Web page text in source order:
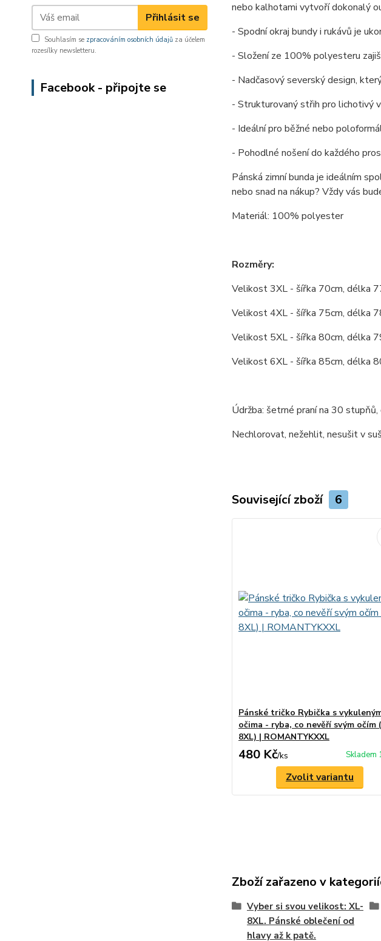
Přihlásit se
Souhlasím se zpracováním osobních údajů za účelem
rozesílky newsletteru.
Facebook - připojte se
nebo kalhotami vytvoří dokonalý
- Spodní okraj bundy i rukávů je
- Složení ze 100% polyesteru
- Nadčasový severský design,
- Strukturovaný střih pro lichotivý
- Ideální pro běžné nebo
- Pohodlné nošení do každého
Pánská zimní bunda je ideálním
nebo snad na nákup? Vždy vás
Materiál: 100% polyester
Rozměry:
Velikost 3XL - šířka 70cm, délka
Velikost 4XL - šířka 75cm, délka
Velikost 5XL - šířka 80cm, délka
Velikost 6XL - šířka 85cm, délka
Údržba: šetrné praní na 30
Nechlorovat, nežehlit, nesušit v
Související zboží 6
Pánské tričko Rybička s
očima - ryba, co nevěří svým očím
8XL) | ROMANTYKXXL
480 Kč/ks Skladem
Zvolit variantu
Zboží zařazeno v
Vyber si svou velikost: XL-
8XL. Pánské oblečení od
hlavy až k patě.